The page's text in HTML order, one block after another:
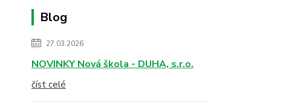
Blog
27.03.2026
NOVINKY Nová škola - DUHA, s.r.o.
číst celé